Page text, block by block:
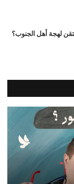
لهجة أهل الجنوب؟